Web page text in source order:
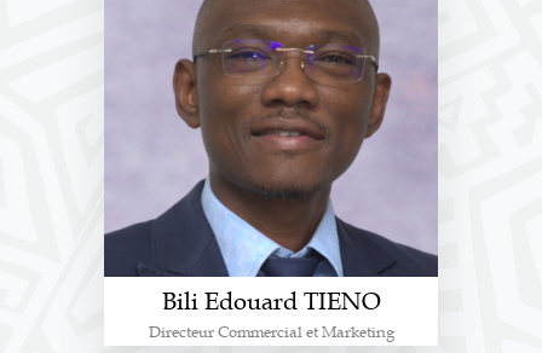
Bili Edouard TIENO
Directeur Commercial et Marketing